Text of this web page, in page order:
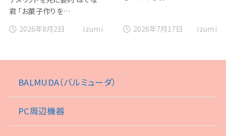
君 「お菓子作りを…
2026年8月2日
izumi 2026年7月17日 izumi
BALMUDA（バルミューダ）
PC周辺機器